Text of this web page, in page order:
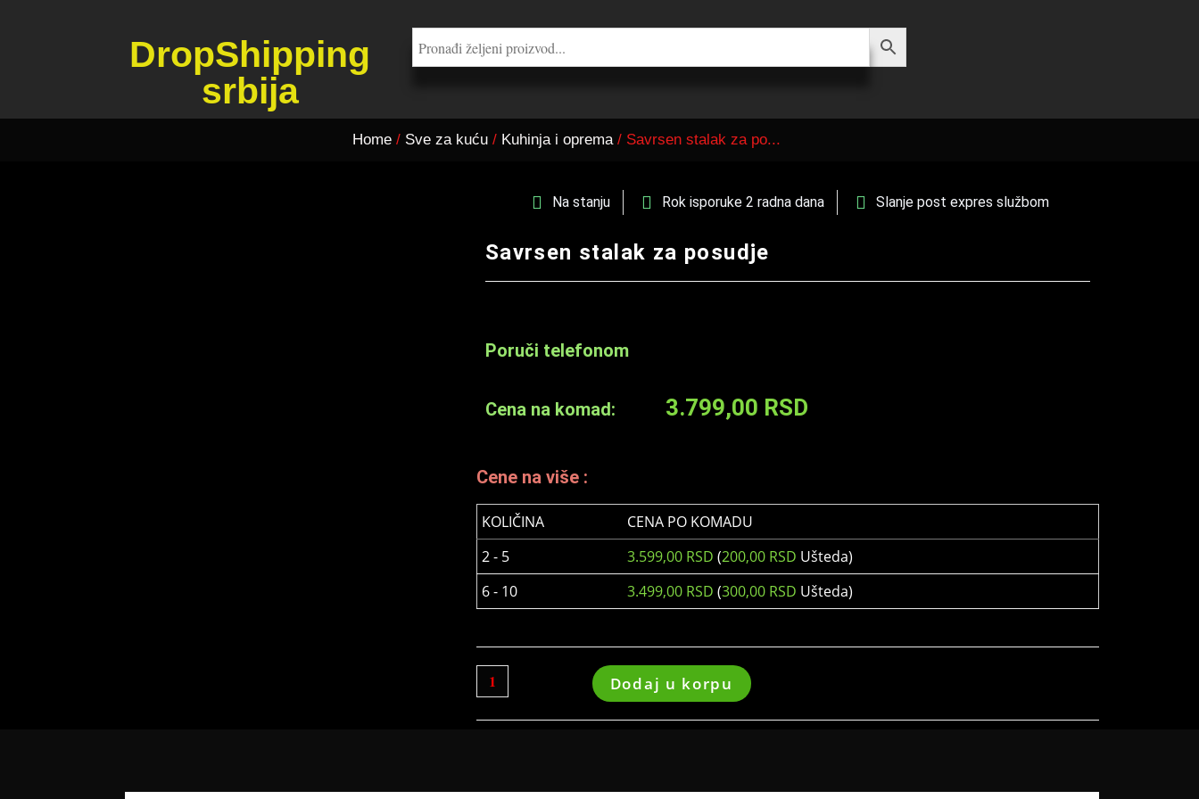
DropShipping
srbija
Home / Sve za kuću / Kuhinja i oprema/ Savrsen stalak za po...
Na stanju Rok isporuke 2 radna dana Slanje post expres službom
Savrsen stalak za posudje
Poruči telefonom
Cena na komad: 3.799,00 RSD
Cene na više :
KOLIČINA
CENA PO KOMADU
2 - 5
3.599,00 RSD (200,00 RSD Ušteda)
6 - 10
3.499,00 RSD (300,00 RSD Ušteda)
Dodaj u korpu